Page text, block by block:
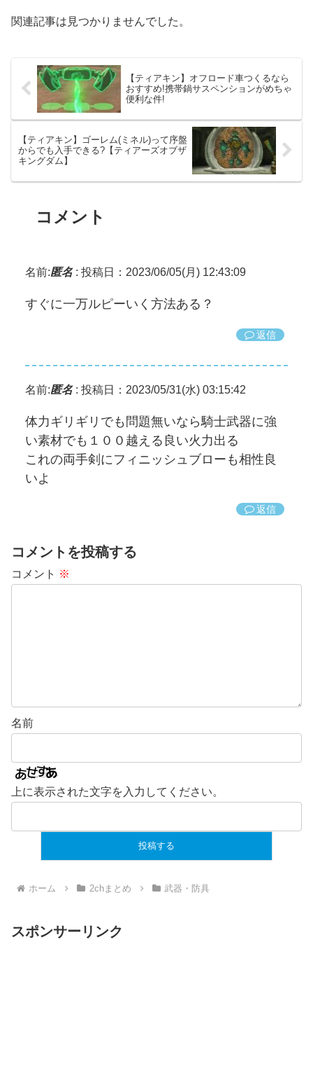
関連記事は見つかりませんでした。
【ティアキン】オフロード車つくるなら
おすすめ!携帯鍋サスペンションがめちゃ
便利な件!
【ティアキン】ゴーレム(ミネル)って序盤
からでも入手できる?【ティアーズオブザ
キングダム】
コメント
名前:匿名: 投稿日：2023/06/05(月) 12:43:09
すぐに一万ルピーいく方法ある？
返信
名前:匿名: 投稿日：2023/05/31(水) 03:15:42
体力ギリギリでも問題無いなら騎士武器に強
い素材でも１００越える良い火力出る
これの両手剣にフィニッシュブローも相性良
いよ
返信
コメントを投稿する
コメント ※
名前
上に表示された文字を入力してください。
ホーム 2chまとめ 武器・防具
スポンサーリンク